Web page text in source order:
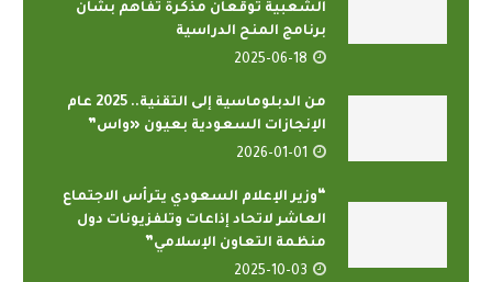
الشعبية توقعان مذكرة تفاهم بشأن
برنامج المنح الدراسية
2025-06-18
من الدبلوماسية إلى التقنية.. 2025 عام
الإنجازات السعودية بعيون «واس”
2026-01-01
“وزير الإعلام السعودي يترأس الاجتماع
العاشر لاتحاد إذاعات وتلفزيونات دول
منظمة التعاون الإسلامي”
2025-10-03